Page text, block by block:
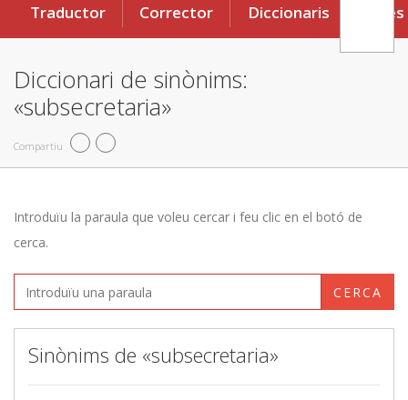
Traductor Corrector Diccionaris Eines
Diccionari de sinònims:
«subsecretaria»
Compartiu
Introduïu la paraula que voleu cercar i feu clic en el botó de
cerca.
CERCA
Sinònims de «subsecretaria»